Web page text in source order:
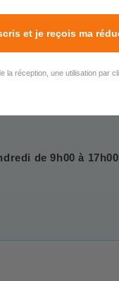
de 9h00 à 17h00
et je reçois ma
la réception, une utilisation par